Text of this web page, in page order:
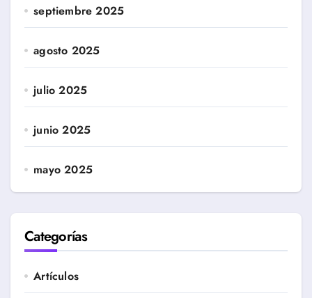
septiembre 2025
agosto 2025
julio 2025
junio 2025
mayo 2025
Categorías
Artículos